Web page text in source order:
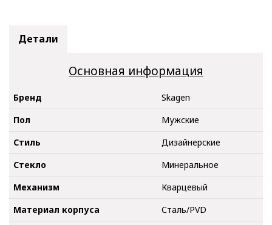
Детали
Основная информация
Бренд
Skagen
Пол
Мужские
Стиль
Дизайнерские
Стекло
Минеральное
Механизм
Кварцевый
Материал корпуса
Сталь/PVD